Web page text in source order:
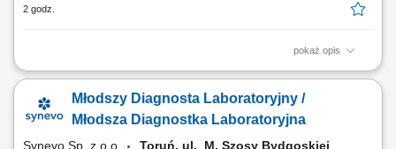
2 godz.
pokaż opis
Opis stanowiska Prowadzenie precyzyjnej diagnostyki oraz realizacja
zatwierdzanie uzyskanych wyników analiz. Bezpośrednia praca z
nowoczesnymi systemami i urządzeniami analitycznymi.
Młodszy Diagnosta Laboratoryjny /
Młodsza Diagnostka Laboratoryjna
Synevo Sp. z o.o.
Toruń, ul. M. Szosy Bydgoskiej